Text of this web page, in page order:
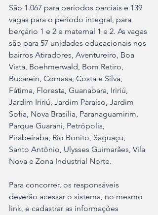
São 1.067 para períodos parciais e 139
vagas para o período integral, para
berçário 1 e 2 e maternal 1 e 2. As vagas
são para 57 unidades educacionais nos
bairros Atiradores, Aventureiro, Boa
Vista, Boehmerwald, Bom Retiro,
Bucarein, Comasa, Costa e Silva,
Fátima, Floresta, Guanabara, Iririú,
Jardim Iririú, Jardim Paraíso, Jardim
Sofia, Nova Brasília, Paranaguamirim,
Parque Guarani, Petrópolis,
Pirabeiraba, Rio Bonito, Saguaçu,
Santo Antônio, Ulysses Guimarães, Vila
Nova e Zona Industrial Norte.
Para concorrer, os responsáveis
deverão acessar o sistema, no mesmo
link, e cadastrar as informações